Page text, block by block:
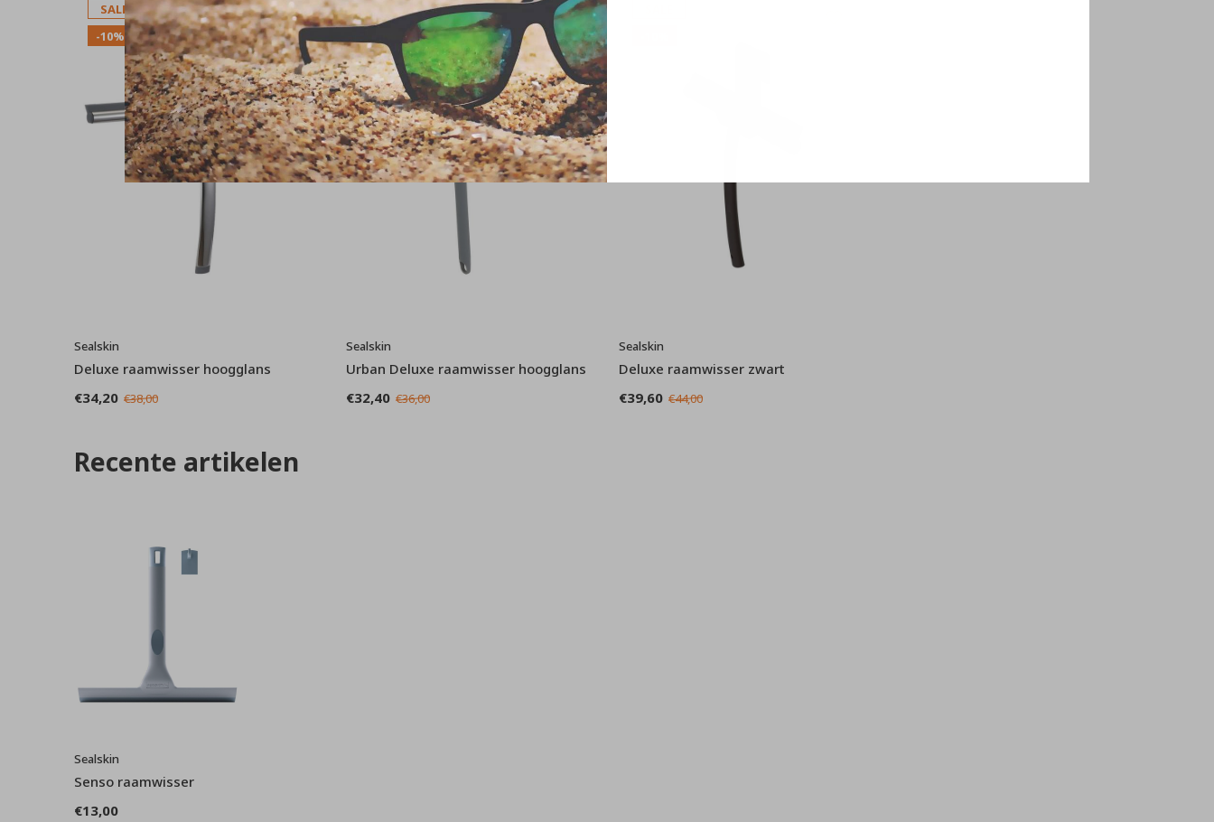
SALE
-10%
Sealskin
Deluxe raamwisser hoogglans
€34,20 €38,00
SALE
Sealskin
Urban Deluxe raamwisser hoogglans
€32,40 €36,00
Sealskin
Deluxe raamwisser zwart
€39,60 €44,00
Recente artikelen
Sealskin
Senso raamwisser
€13,00